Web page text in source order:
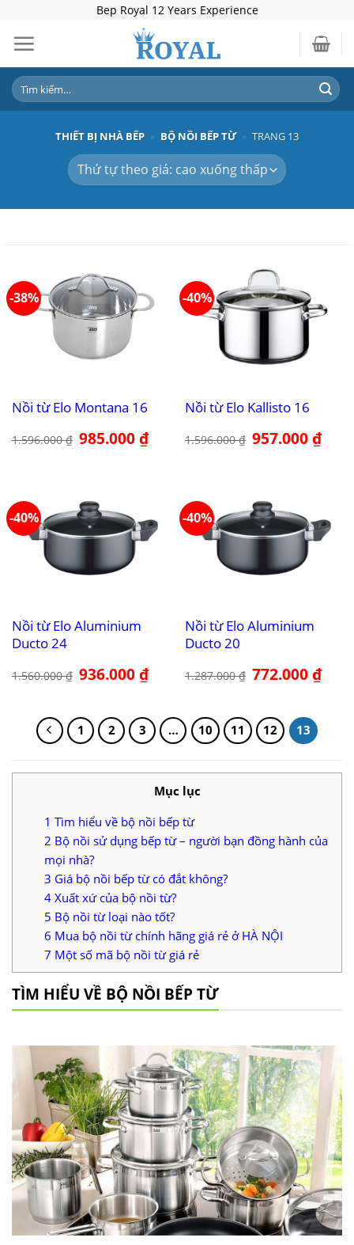
content
Bep Royal 12 Years Experience
Tìm
kiếm:
THIẾT BỊ NHÀ BẾP » BỘ NỒI BẾP TỪ » TRANG 13
-38%
Nồi từ Elo Montana 16
1.596.000₫ Giá
gốc
985.000₫Giá
hiện
-40%
Nồi từ Elo Kallisto 16
1.596.000₫ Giá
gốc
957.000₫Giá
hiện
-40%
Nồi từ Elo Aluminium
Ducto 24
1.560.000₫ Giá
gốc
936.000₫Giá
hiện
-40%
Nồi từ Elo Aluminium
Ducto 20
1.287.000₫ Giá
gốc
772.000₫Giá
hiện
1 2 3 … 10 11 12 13
Mục lục
1 Tìm hiểu về bộ nồi bếp từ
2 Bộ nồi sử dụng bếp từ – người bạn đồng hành của
mọi nhà?
3 Giá bộ nồi bếp từ có đắt không?
4 Xuất xứ của bộ nồi từ?
5 Bộ nồi từ loại nào tốt?
6 Mua bộ nồi từ chính hãng giá rẻ ở HÀ NỘI
7 Một số mã bộ nồi từ giá rẻ
TÌM HIỂU VỀ BỘ NỒI BẾP TỪ